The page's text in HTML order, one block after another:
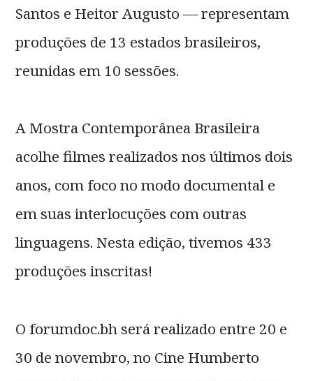
Santos e Heitor Augusto — representam
produções de 13 estados brasileiros,
reunidas em 10 sessões.
A Mostra Contemporânea Brasileira
acolhe filmes realizados nos últimos dois
anos, com foco no modo documental e
em suas interlocuções com outras
linguagens. Nesta edição, tivemos 433
produções inscritas!
O forumdoc.bh será realizado entre 20 e
30 de novembro, no Cine Humberto